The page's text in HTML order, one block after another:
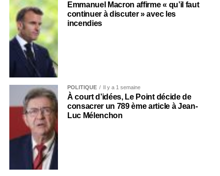
Emmanuel Macron affirme « qu’il faut
continuer à discuter » avec les
incendies
POLITIQUE Il y a 1 semaine
À court d’idées, Le Point décide de
consacrer un 789 ème article à Jean-
Luc Mélenchon